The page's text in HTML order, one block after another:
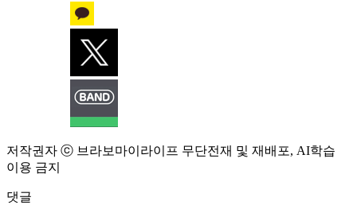
저작권자 ⓒ 브라보마이라이프 무단전재 및 재배포, AI학습
이용 금지
댓글